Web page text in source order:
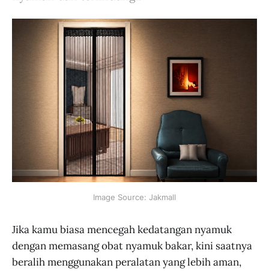
Image Source: Jakmall
Jika kamu biasa mencegah kedatangan nyamuk
dengan memasang obat nyamuk bakar, kini saatnya
beralih menggunakan peralatan yang lebih aman,